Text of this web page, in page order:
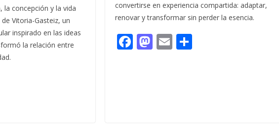
la concepción y la vida
Vitoria-Gasteiz, un
inspirado en las ideas
la relación entre
convertirse en experiencia compartida: adaptar,
renovar y transformar sin perder la esencia.
F M E C